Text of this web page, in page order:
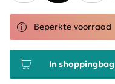
Beperkte voorraad
In shoppingbag